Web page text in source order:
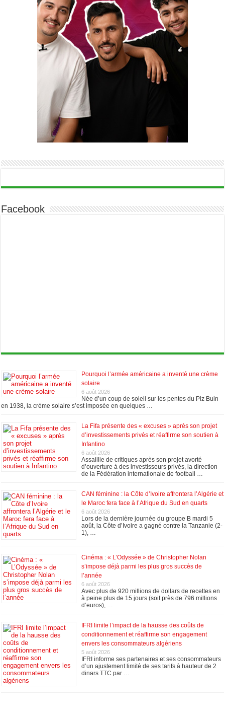
Facebook
Pourquoi l’armée américaine a inventé une crème
solaire
6 août 2026
Née d’un coup de soleil sur les pentes du Piz Buin
en 1938, la crème solaire s’est imposée en quelques …
La Fifa présente des « excuses » après son projet
d’investissements privés et réaffirme son soutien à
Infantino
6 août 2026
Assaillie de critiques après son projet avorté
d’ouverture à des investisseurs privés, la direction
de la Fédération internationale de football …
CAN féminine : la Côte d’Ivoire affrontera l’Algérie et
le Maroc fera face à l’Afrique du Sud en quarts
6 août 2026
Lors de la dernière journée du groupe B mardi 5
août, la Côte d’Ivoire a gagné contre la Tanzanie (2-
1), …
Cinéma : « L’Odyssée » de Christopher Nolan
s’impose déjà parmi les plus gros succès de
l’année
6 août 2026
Avec plus de 920 millions de dollars de recettes en
à peine plus de 15 jours (soit près de 796 millions
d’euros), …
IFRI limite l’impact de la hausse des coûts de
conditionnement et réaffirme son engagement
envers les consommateurs algériens
5 août 2026
IFRI informe ses partenaires et ses consommateurs
d’un ajustement limité de ses tarifs à hauteur de 2
dinars TTC par …